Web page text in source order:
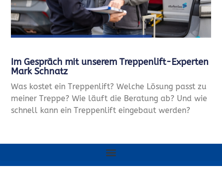
Im Gespräch mit unserem Treppenlift-Experten
Mark Schnatz
Was kostet ein Treppenlift? Welche Lösung passt zu
meiner Treppe? Wie läuft die Beratung ab? Und wie
schnell kann ein Treppenlift eingebaut werden?